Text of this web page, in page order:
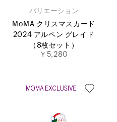
バリエーション
MoMA クリスマスカード
2024 アルペン グレイド
（8枚セット）
￥5,280